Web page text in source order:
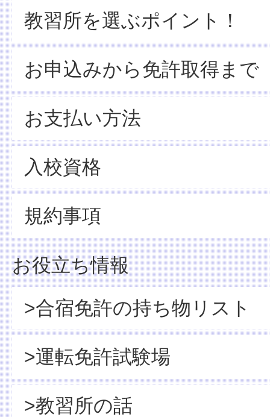
教習所を選ぶポイント！
お申込みから免許取得まで
お支払い方法
入校資格
規約事項
お役立ち情報
>合宿免許の持ち物リスト
>運転免許試験場
>教習所の話